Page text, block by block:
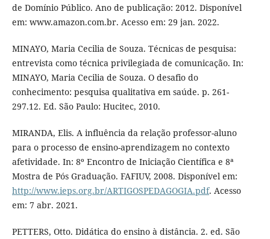
de Domínio Público. Ano de publicação: 2012. Disponível
em: www.amazon.com.br. Acesso em: 29 jan. 2022.
MINAYO, Maria Cecilia de Souza. Técnicas de pesquisa:
entrevista como técnica privilegiada de comunicação. In:
MINAYO, Maria Cecilia de Souza. O desafio do
conhecimento: pesquisa qualitativa em saúde. p. 261-
297.12. Ed. São Paulo: Hucitec, 2010.
MIRANDA, Elis. A influência da relação professor-aluno
para o processo de ensino-aprendizagem no contexto
afetividade. In: 8º Encontro de Iniciação Científica e 8ª
Mostra de Pós Graduação. FAFIUV, 2008. Disponível em:
http://www.ieps.org.br/ARTIGOSPEDAGOGIA.pdf. Acesso
em: 7 abr. 2021.
PETTERS, Otto. Didática do ensino à distância. 2. ed. São